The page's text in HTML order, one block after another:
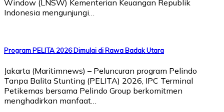
Window (LNSW) Kementerian Keuangan Republik
Indonesia mengunjungi…
Program PELITA 2026 Dimulai di Rawa Badak Utara
Jakarta (Maritimnews) – Peluncuran program Pelindo
Tanpa Balita Stunting (PELITA) 2026, IPC Terminal
Petikemas bersama Pelindo Group berkomitmen
menghadirkan manfaat…